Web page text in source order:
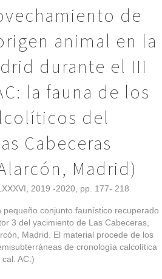
de
animal en la
durante el III
la fauna de los
del
Cabeceras
Madrid)
2019 -2020, pp. 177- 218
pequeño conjunto faunístico recuperado
3 del yacimiento de Las Cabeceras,
Madrid. El material procede de los
de cronología calcolítica
AC.)